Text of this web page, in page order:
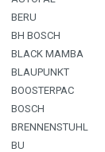
BERU
BH BOSCH
BLACK MAMBA
BLAUPUNKT
BOOSTERPAC
BOSCH
BRENNENSTUHL
BU